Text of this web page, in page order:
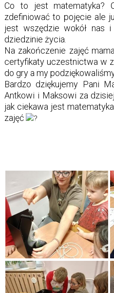
Co to jest matematyka?
zdefiniować to pojęcie ale
jest wszędzie wokół nas
dziedzinie życia.
Na zakończenie zajęć
certyfikaty uczestnictwa w
do gry a my
Bardzo dziękujemy Pani
Antkowi i Maksowi za
jak ciekawa jest
zajęć